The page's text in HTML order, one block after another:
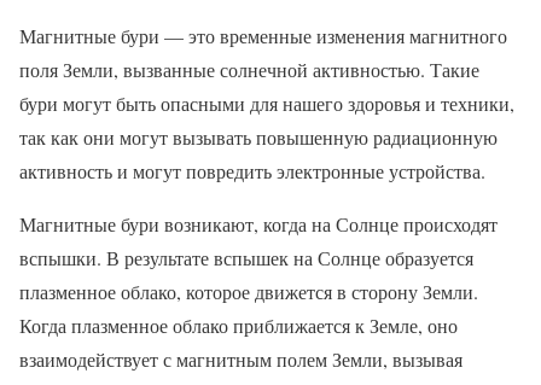
Магнитные бури — это временные изменения магнитного
поля Земли, вызванные солнечной активностью. Такие
бури могут быть опасными для нашего здоровья и техники,
так как они могут вызывать повышенную радиационную
активность и могут повредить электронные устройства.
Магнитные бури возникают, когда на Солнце происходят
вспышки. В результате вспышек на Солнце образуется
плазменное облако, которое движется в сторону Земли.
Когда плазменное облако приближается к Земле, оно
взаимодействует с магнитным полем Земли, вызывая